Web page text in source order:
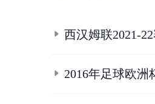
西汉姆联2021-
2016年足球欧